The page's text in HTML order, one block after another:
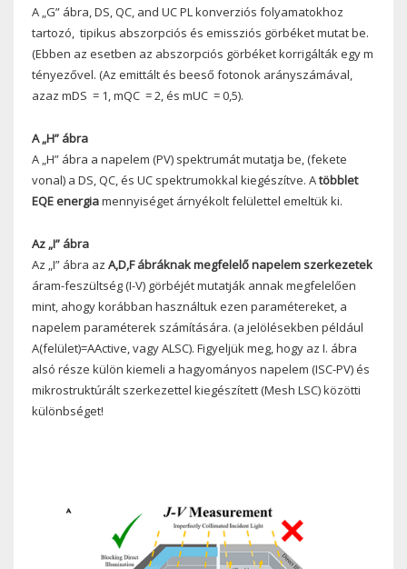
A „G” ábra, DS, QC, and UC PL konverziós folyamatokhoz
tartozó, tipikus abszorpciós és emissziós görbéket mutat be.
(Ebben az esetben az abszorpciós görbéket korrigálták egy m
tényezővel. (Az emittált és beeső fotonok arányszámával,
azaz mDS = 1, mQC = 2, és mUC = 0,5).
A „H” ábra
A „H” ábra a napelem (PV) spektrumát mutatja be, (fekete
vonal) a DS, QC, és UC spektrumokkal kiegészítve. Atöbblet
EQE energiamennyiséget árnyékolt felülettel emeltük ki.
Az „I” ábra
Az „I” ábra az A,D,F ábráknak megfelelő napelem szerkezetek
áram-feszültség (I-V) görbéjét mutatják annak megfelelően
mint, ahogy korábban használtuk ezen paramétereket, a
napelem paraméterek számítására. (a jelölésekben például
A(felület)=AActive, vagy ALSC). Figyeljük meg, hogy az I. ábra
alsó része külön kiemeli a hagyományos napelem (ISC-PV) és
mikrostruktúrált szerkezettel kiegészített (Mesh LSC) közötti
különbséget!